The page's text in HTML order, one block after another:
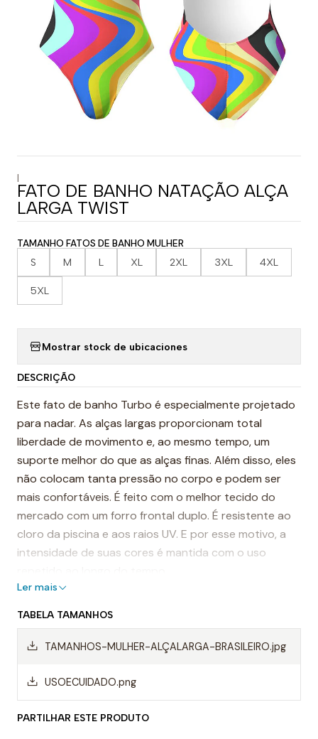
|
FATO DE BANHO NATAÇÃO ALÇA
LARGA TWIST
TAMANHO FATOS DE BANHO MULHER
S M L XL 2XL 3XL 4XL
5XL
Mostrar stock de ubicaciones
DESCRIÇÃO
Este fato de banho Turbo é especialmente projetado
para nadar. As alças largas proporcionam total
liberdade de movimento e, ao mesmo tempo, um
suporte melhor do que as alças finas. Além disso, eles
não colocam tanta pressão no corpo e podem ser
mais confortáveis. É feito com o melhor tecido do
mercado com um forro frontal duplo. É resistente ao
cloro da piscina e aos raios UV. E por esse motivo, a
intensidade de suas cores é mantida com o uso
resistente do mundo.
Destaques:
- Costuras reforçadas
-Alças de ombro largas
Ler mais
TABELA TAMANHOS
TAMANHOS-MULHER-ALÇALARGA-BRASILEIRO.jpg
USOECUIDADO.png
PARTILHAR ESTE PRODUTO